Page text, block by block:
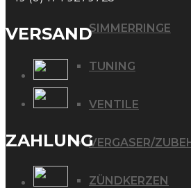
SIMMERRINGE
TUNING
VENTILE
VERGASER/
ZÜNDKERZEN
VERSAND
ZAHLUNG